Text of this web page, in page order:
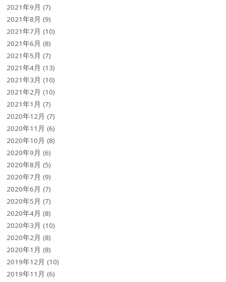
2021年9月 (7)
2021年8月 (9)
2021年7月 (10)
2021年6月 (8)
2021年5月 (7)
2021年4月 (13)
2021年3月 (10)
2021年2月 (10)
2021年1月 (7)
2020年12月 (7)
2020年11月 (6)
2020年10月 (8)
2020年9月 (6)
2020年8月 (5)
2020年7月 (9)
2020年6月 (7)
2020年5月 (7)
2020年4月 (8)
2020年3月 (10)
2020年2月 (8)
2020年1月 (8)
2019年12月 (10)
2019年11月 (6)